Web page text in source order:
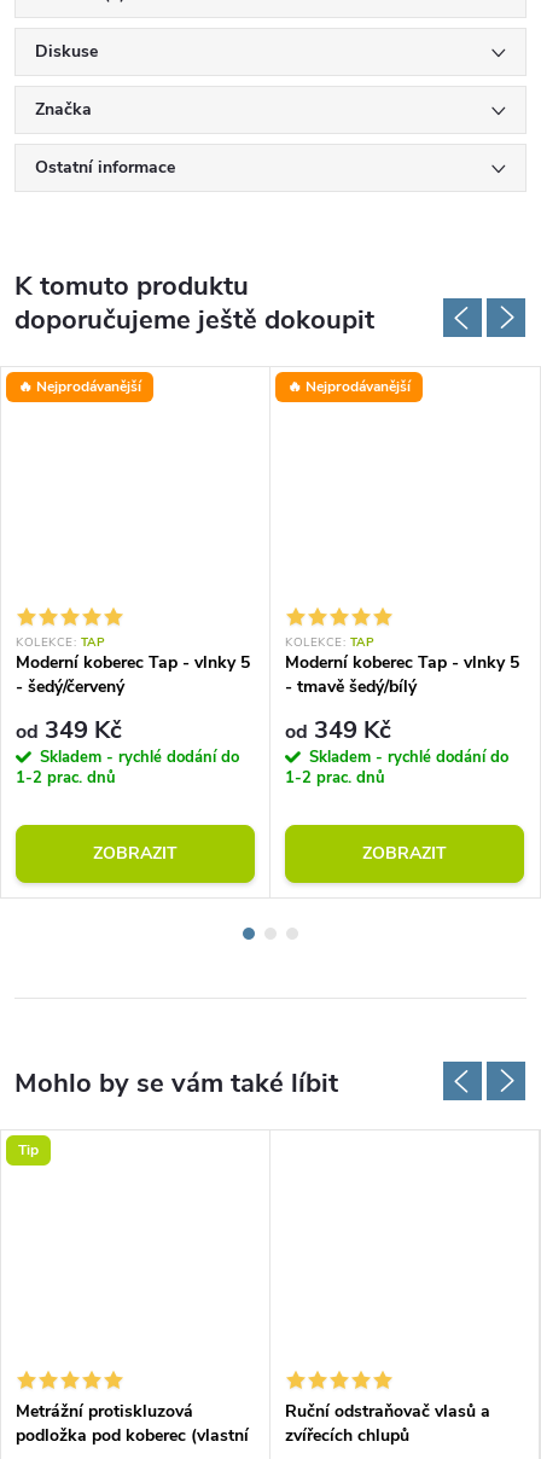
Diskuse
Značka
Ostatní informace
K tomuto produktu
doporučujeme ještě dokoupit
🔥 Nejprodávanější
KOLEKCE: TAP
Moderní koberec Tap - vlnky 5
- šedý/červený
od 349 Kč
Skladem - rychlé dodání do
1-2 prac. dnů
ZOBRAZIT
🔥 Nejprodávanější
KOLEKCE: TAP
Moderní koberec Tap - vlnky 5
- tmavě šedý/bílý
od 349 Kč
Skladem - rychlé dodání do
1-2 prac. dnů
ZOBRAZIT
Tip
Metrážní protiskluzová
podložka pod koberec (vlastní
Ruční odstraňovač vlasů a
zvířecích chlupů